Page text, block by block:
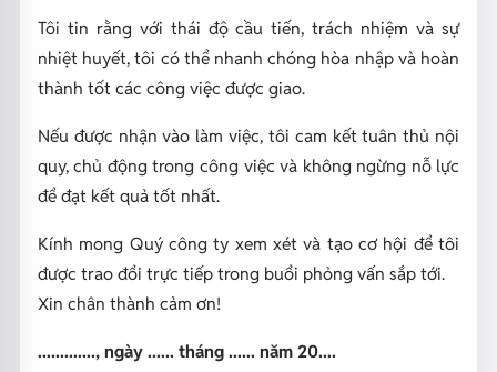
Tôi tin rằng với thái độ cầu tiến, trách nhiệm và sự
nhiệt huyết, tôi có thể nhanh chóng hòa nhập và hoàn
thành tốt các công việc được giao.
Nếu được nhận vào làm việc, tôi cam kết tuân thủ nội
quy, chủ động trong công việc và không ngừng nỗ lực
để đạt kết quả tốt nhất.
Kính mong Quý công ty xem xét và tạo cơ hội để tôi
được trao đổi trực tiếp trong buổi phỏng vấn sắp tới.
Xin chân thành cảm ơn!
............., ngày ...... tháng ...... năm 20....